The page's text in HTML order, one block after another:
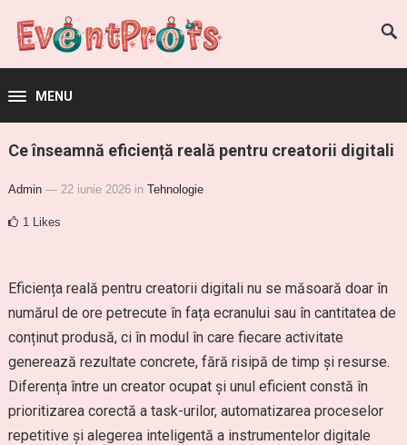
MENU
Ce înseamnă eficiență reală pentru creatorii digitali
Admin — 22 iunie 2026 in Tehnologie
1 Likes
Eficiența reală pentru creatorii digitali nu se măsoară doar în
numărul de ore petrecute în fața ecranului sau în cantitatea de
conținut produsă, ci în modul în care fiecare activitate
generează rezultate concrete, fără risipă de timp și resurse.
Diferența între un creator ocupat și unul eficient constă în
prioritizarea corectă a task-urilor, automatizarea proceselor
repetitive și alegerea inteligentă a instrumentelor digitale